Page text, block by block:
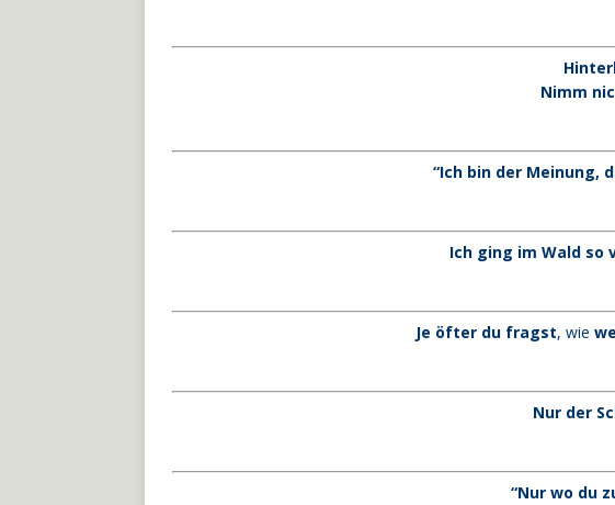
Nimm
“Ich bin der Meinung,
Ich ging im Wald so
Je öfter du fragst, wie
Nur der
“Nur wo du